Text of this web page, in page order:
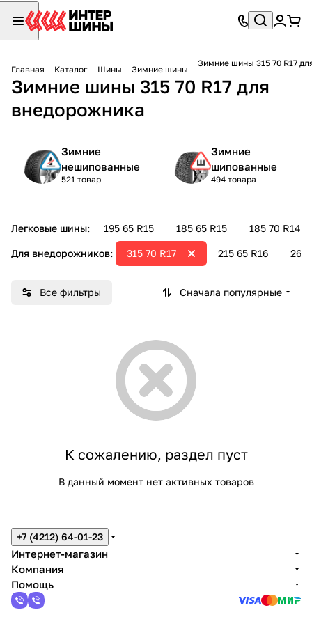
Главная Каталог Шины Зимние шины
Зимние шины 315 70 R17
Зимние шины 315 70 R17 для
внедорожника
Зимние
нешипованные
521 товар
Зимние
шипованные
494 товара
Легковые шины: 195 65 R15 185 65 R15 185 70 R14
Для внедорожников: 215 65 R16 265
315 70 R17
Все фильтры Сначала популярные
К сожалению, раздел пуст
В данный момент нет активных товаров
+7 (4212) 64-01-23
Интернет-магазин
Компания
Помощь